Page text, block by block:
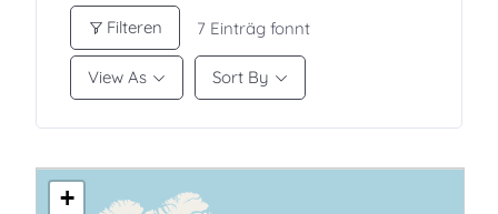
Filteren 7 Einträg fonnt
View As Sort By
+